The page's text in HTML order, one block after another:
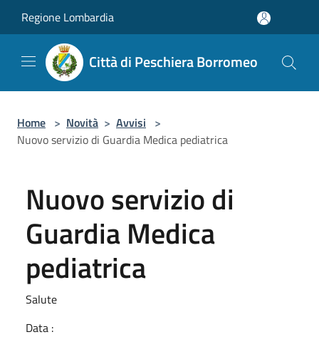
Regione Lombardia
Città di Peschiera Borromeo
Home > Novità > Avvisi >
Nuovo servizio di Guardia Medica pediatrica
Nuovo servizio di
Guardia Medica
pediatrica
Salute
Data :